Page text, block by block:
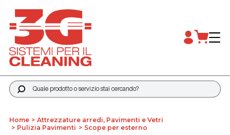
Quale prodotto o servizio stai cercando?
Home
Attrezzature arredi, Pavimenti e Vetri
Pulizia Pavimenti
Scope per esterno